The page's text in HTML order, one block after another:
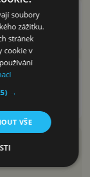
do Google Play
osm nových
soubory
zážitku.
stránek
cookie v
→
VŠE